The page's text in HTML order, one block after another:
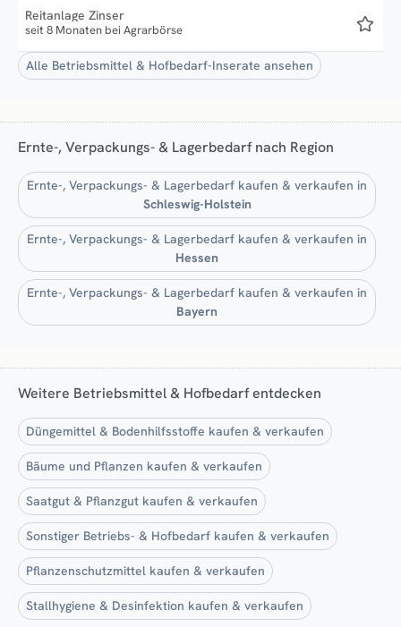
Reitanlage Zinser
seit 8 Monaten bei Agrarbörse
Alle Betriebsmittel & Hofbedarf-Inserate ansehen
Ernte-, Verpackungs- & Lagerbedarf nach Region
Ernte-, Verpackungs- & Lagerbedarf kaufen & verkaufen in
Schleswig-Holstein
Ernte-, Verpackungs- & Lagerbedarf kaufen & verkaufen in
Hessen
Ernte-, Verpackungs- & Lagerbedarf kaufen & verkaufen in
Bayern
Weitere Betriebsmittel & Hofbedarf entdecken
Düngemittel & Bodenhilfsstoffe kaufen & verkaufen
Bäume und Pflanzen kaufen & verkaufen
Saatgut & Pflanzgut kaufen & verkaufen
Sonstiger Betriebs- & Hofbedarf kaufen & verkaufen
Pflanzenschutzmittel kaufen & verkaufen
Stallhygiene & Desinfektion kaufen & verkaufen